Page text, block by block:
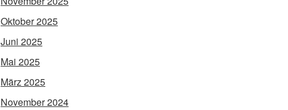
Oktober 2025
Juni 2025
Mai 2025
März 2025
November 2024